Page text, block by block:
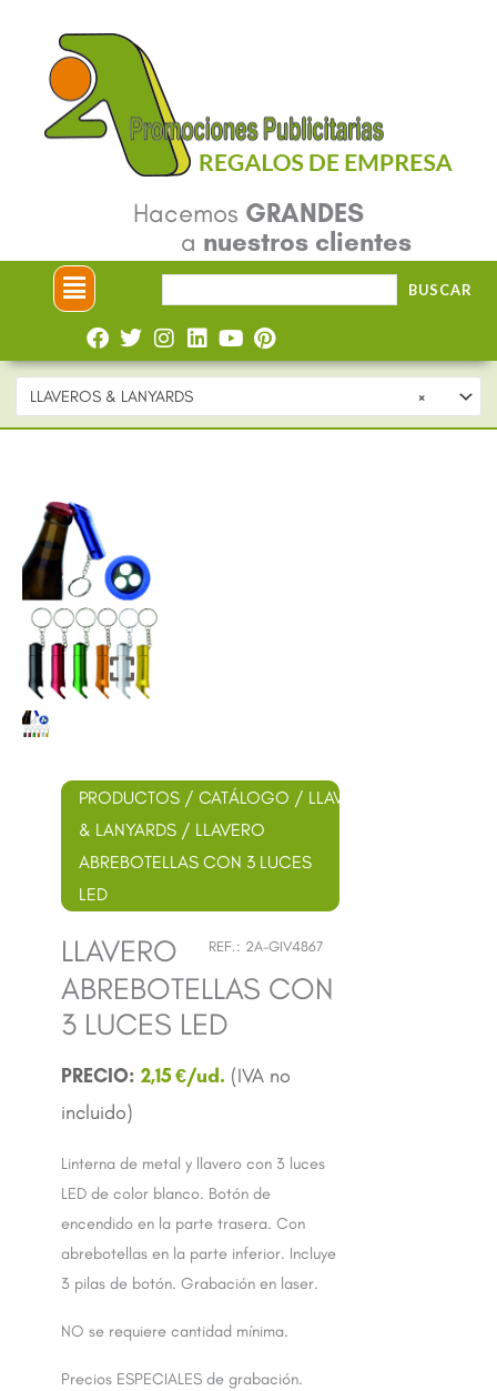
contenido
Hacemos GRANDES
a nuestros clientes
Menú BUSCAR
×
LLAVEROS & LANYARDS
PRODUCTOS / CATÁLOGO / LLAVEROS
& LANYARDS / LLAVERO
ABREBOTELLAS CON 3 LUCES
LED
REF.: 2A-GIV4867
LLAVERO
ABREBOTELLAS CON
3 LUCES LED
2,15€
Linterna de metal y llavero con 3 luces
LED de color blanco. Botón de
encendido en la parte trasera. Con
abrebotellas en la parte inferior. Incluye
3 pilas de botón. Grabación en laser.
NO se requiere cantidad mínima.
Precios ESPECIALES de grabación.